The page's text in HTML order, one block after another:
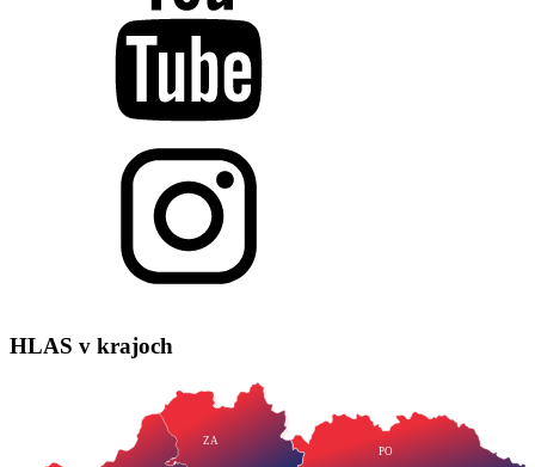
HLAS v krajoch
ZA
PO